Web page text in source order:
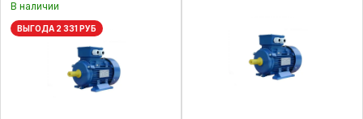
В наличии
ВЫГОДА 2 331 РУБ